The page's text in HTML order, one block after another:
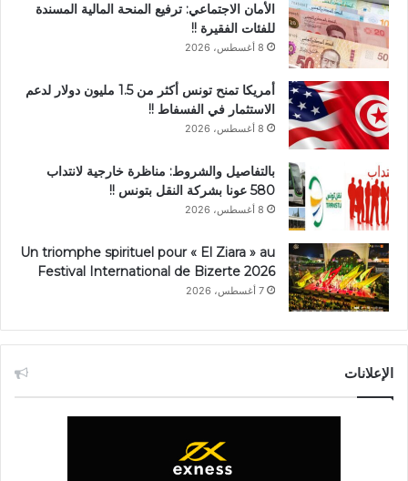
الأمان الاجتماعي: ترفيع المنحة المالية المسندة
للفئات الفقيرة !!
8 أغسطس، 2026
أمريكا تمنح تونس أكثر من 1.5 مليون دولار لدعم
الاستثمار في الفسفاط !!
8 أغسطس، 2026
بالتفاصيل والشروط: مناظرة خارجية لانتداب
580 عونا بشركة النقل بتونس !!
8 أغسطس، 2026
Un triomphe spirituel pour « El Ziara » au
Festival International de Bizerte 2026
7 أغسطس، 2026
الإعلانات